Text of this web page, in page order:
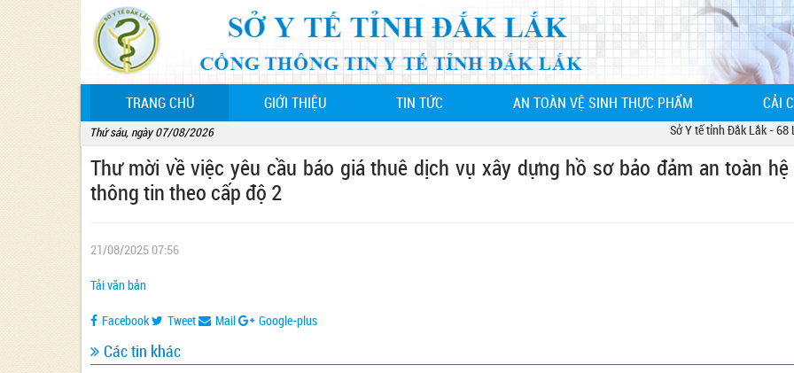
TRANG CHỦ(CURRENT) GIỚI THIỆU TIN TỨC AN TOÀN VỆ SINH THỰC PHẨM CẢI
Thứ sáu, ngày 07/08/2026 Sở Y tế tỉnh Đắk Lắk - 68
Thư mời về việc yêu cầu báo giá thuê dịch vụ xây dựng hồ sơ bảo đảm an toàn
thông tin theo cấp độ 2
21/08/2025 07:56
Tải văn bản
Facebook Tweet Mail Google-plus
Các tin khác